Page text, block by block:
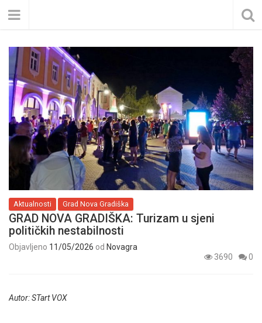
Aktualnosti Grad Nova Gradiška
GRAD NOVA GRADIŠKA: Turizam u sjeni
političkih nestabilnosti
Objavljeno 11/05/2026 od Novagra
3690
0
Autor: STart VOX